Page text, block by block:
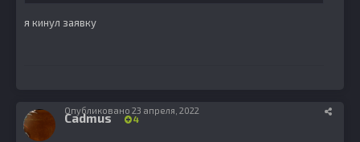
я кинул заявку
Cadmus 4
Опубликовано 23 апреля, 2022